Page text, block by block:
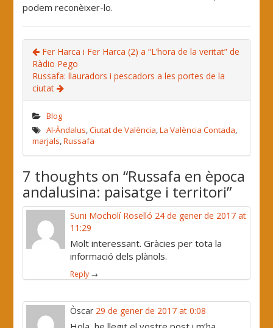
podem reconèixer-lo.
Fer Harca i Fer Harca (2) a “L’hora de la veritat” de
Ràdio Pego
Russafa: llauradors i pescadors a les portes de la
ciutat
Blog
Al-Àndalus,Ciutat de València,La València Contada,
marjals,Russafa
7 thoughts on “Russafa en època
andalusina: paisatge i territori”
Suni Mocholí Roselló 24 de gener de 2017 at
11:29
Molt interessant. Gràcies per tota la
informació dels plànols.
Reply →
Òscar 29 de gener de 2017 at 0:08